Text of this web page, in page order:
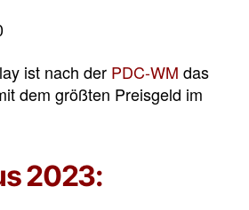
ist nach der PDC-WM das
dem größten Preisgeld im
2023: